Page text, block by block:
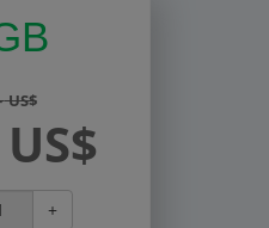
١١٫٠٠ US$
٨٫٠٠ US$
+